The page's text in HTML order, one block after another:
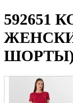
592651